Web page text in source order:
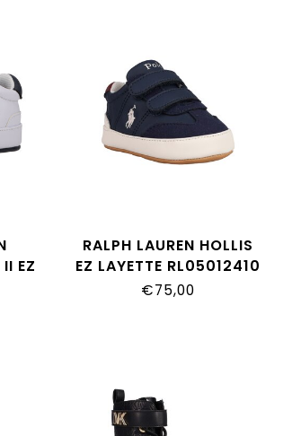
EZ
RALPH LAUREN HOLLIS
EZ LAYETTE RL05012410
€75,00